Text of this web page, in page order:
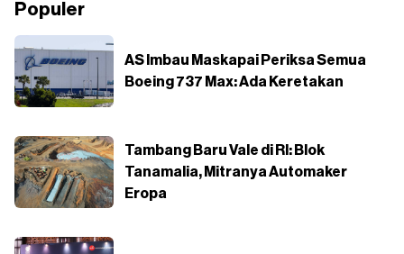
Populer
AS Imbau Maskapai Periksa Semua
Boeing 737 Max: Ada Keretakan
Tambang Baru Vale di RI: Blok
Tanamalia, Mitranya Automaker
Eropa